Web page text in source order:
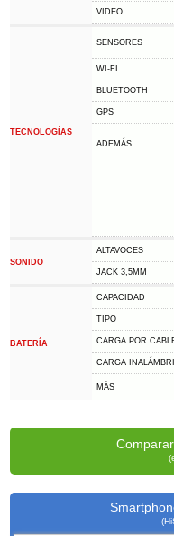
VIDEO
TECNOLOGÍAS
SENSORES
WI-FI
BLUETOOTH
GPS
ADEMÁS
SONIDO
ALTAVOCES
JACK 3,5MM
BATERÍA
CAPACIDAD
TIPO
CARGA POR
CARGA
MÁS